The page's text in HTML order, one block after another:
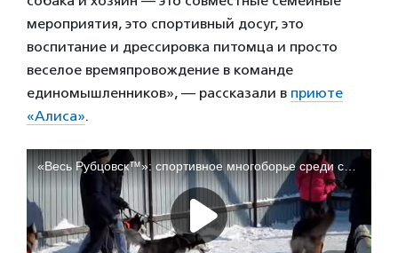
мероприятия, это спортивный досуг, это
воспитание и дрессировка питомца и просто
веселое времяпровождение в команде
единомышленников», — рассказали в приюте
«Алиса».